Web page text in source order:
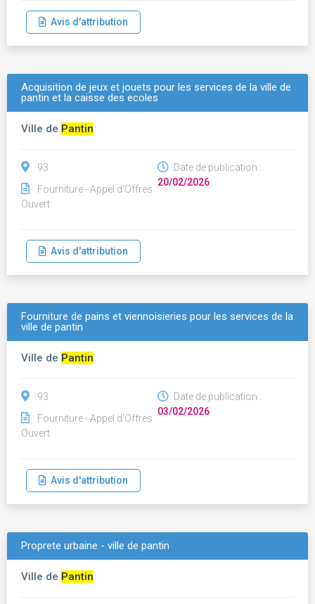
Avis d'attribution
Acquisition de jeux et jouets pour les services de la ville de
pantin et la caisse des ecoles
Ville de Pantin
93
Fourniture - Appel d'Offres
Ouvert
Date de publication :
20/02/2026
Avis d'attribution
Fourniture de pains et viennoisieries pour les services de la
ville de pantin
Ville de Pantin
93
Fourniture - Appel d'Offres
Ouvert
Date de publication :
03/02/2026
Avis d'attribution
Proprete urbaine - ville de pantin
Ville de Pantin